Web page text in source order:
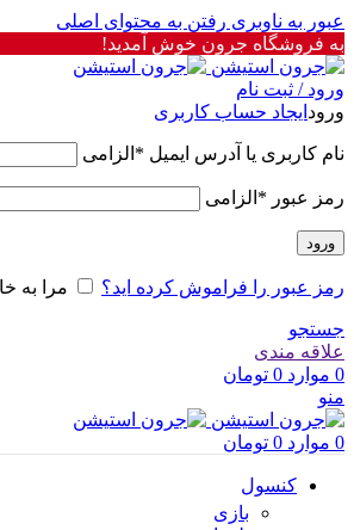
عبور به ناوبری رفتن به محتوای اصلی
به فروشگاه جرون خوش آمدید!
ورود / ثبت نام
ورود ایجاد حساب کاربری
نام کاربری یا آدرس ایمیل * الزامی
رمز عبور * الزامی
ورود
رمز عبور را فراموش کرده اید؟ مرا به
جستجو
علاقه مندی
0 موارد 0 تومان
منو
0 موارد 0 تومان
کنسول
بازی